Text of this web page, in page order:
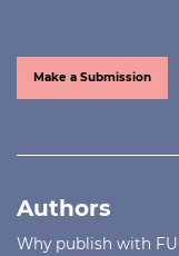
Make a Submission
Authors
Why publish with